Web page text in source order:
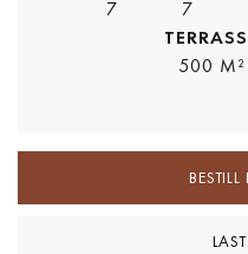
7
7
500 M²